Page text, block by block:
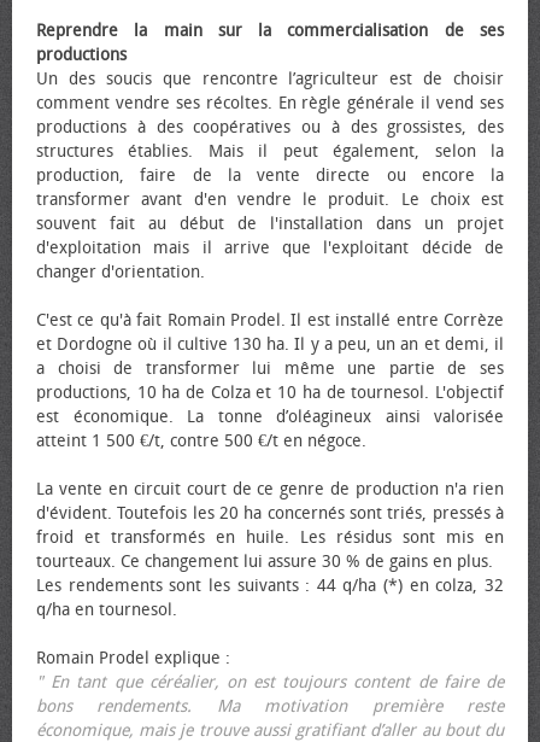
Reprendre la main sur la commercialisation de ses
productions
Un des soucis que rencontre l’agriculteur est de choisir
comment vendre ses récoltes. En règle générale il vend ses
productions à des coopératives ou à des grossistes, des
structures établies. Mais il peut également, selon la
production, faire de la vente directe ou encore la
transformer avant d'en vendre le produit. Le choix est
souvent fait au début de l'installation dans un projet
d'exploitation mais il arrive que l'exploitant décide de
changer d'orientation.
C'est ce qu'à fait Romain Prodel. Il est installé entre Corrèze
et Dordogne où il cultive 130 ha. Il y a peu, un an et demi, il
a choisi de transformer lui même une partie de ses
productions, 10 ha de Colza et 10 ha de tournesol. L'objectif
est économique. La tonne d’oléagineux ainsi valorisée
atteint 1 500 €/t, contre 500 €/t en négoce.
La vente en circuit court de ce genre de production n'a rien
d'évident. Toutefois les 20 ha concernés sont triés, pressés à
froid et transformés en huile. Les résidus sont mis en
tourteaux. Ce changement lui assure 30 % de gains en plus.
Les rendements sont les suivants : 44 q/ha (*) en colza, 32
q/ha en tournesol.
Romain Prodel explique :
" En tant que céréalier, on est toujours content de faire de
bons rendements. Ma motivation première reste
économique, mais je trouve aussi gratifiant d’aller au bout du